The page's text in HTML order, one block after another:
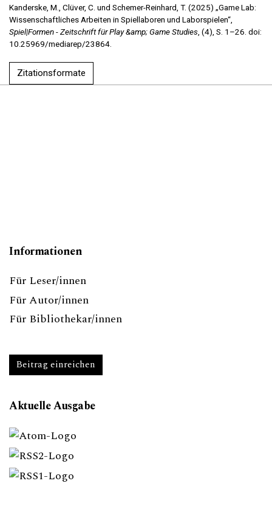
Kanderske, M., Clüver, C. und Schemer-Reinhard, T. (2025) „Game Lab:
Wissenschaftliches Arbeiten in Spiellaboren und Laborspielen“,
Spiel|Formen - Zeitschrift für Play &amp; Game Studies , (4), S. 1–26. doi:
10.25969/mediarep/23864.
Zitationsformate
Informationen
Für Leser/innen
Für Autor/innen
Für Bibliothekar/innen
Beitrag einreichen
Aktuelle Ausgabe